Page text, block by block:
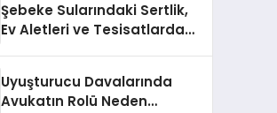
Gündoğdu kulüp hafızasını
geleceğe taşıyacak
Şebeke Sularındaki Sertlik,
Ev Aletleri ve Tesisatlarda
Uyuşturucu Davalarında
Avukatın Rolü Neden